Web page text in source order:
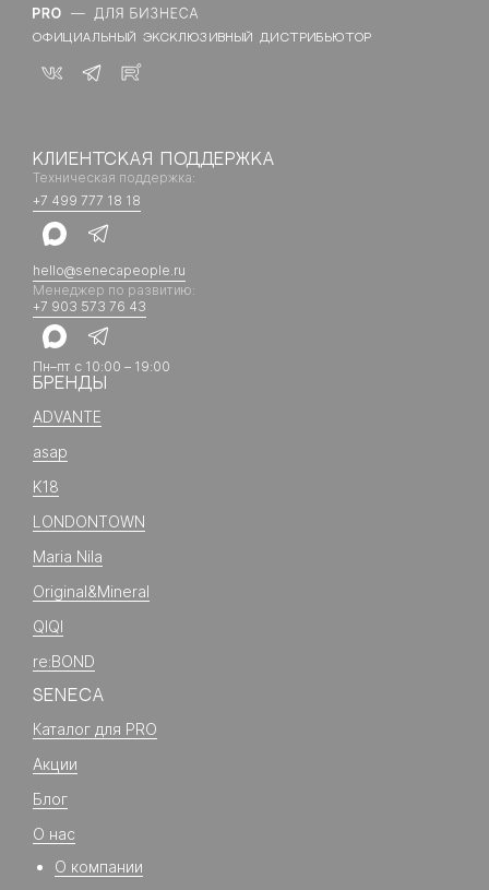
ОФИЦИАЛЬНЫЙ ЭКСКЛЮЗИВНЫЙ ДИСТРИБЬЮТОР
КЛИЕНТСКАЯ ПОДДЕРЖКА
Техническая поддержка:
+7 499 777 18 18
hello@senecapeople.ru
Менеджер по развитию:
+7 903 573 76 43
Пн–пт с 10:00 – 19:00
БРЕНДЫ
ADVANTE
asap
K18
LONDONTOWN
Maria Nila
Original&Mineral
QIQI
re:BOND
SENECA
Каталог для PRO
Акции
Блог
О нас
О компании